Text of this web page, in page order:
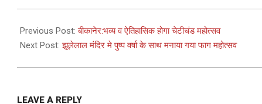
03-
17
Previous Post:बीकानेर:भव्य व ऐतिहासिक होगा चेटीचंड महोत्सव
Next Post:झूलेलाल मंदिर मे पुष्प वर्षा के साथ मनाया गया फाग महोत्सव
LEAVE A REPLY